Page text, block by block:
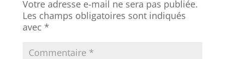
Votre adresse e-mail ne sera pas publiée.
Les champs obligatoires sont indiqués
avec *